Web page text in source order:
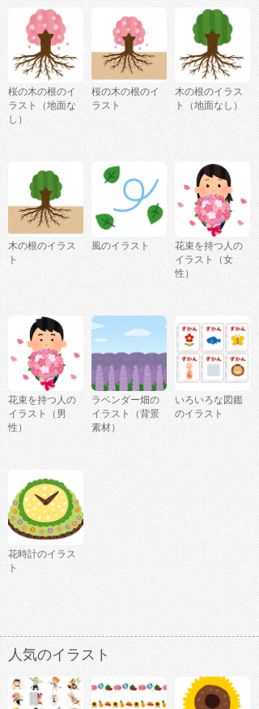
桜の木の根のイ
ラスト（地面な
し）
桜の木の根のイ
ラスト
木の根のイラス
ト（地面なし）
木の根のイラス
ト
風のイラスト
花束を持つ人の
イラスト（女
性）
花束を持つ人の
イラスト（男
性）
ラベンダー畑の
イラスト（背景
素材）
いろいろな図鑑
のイラスト
花時計のイラス
ト
人気のイラスト